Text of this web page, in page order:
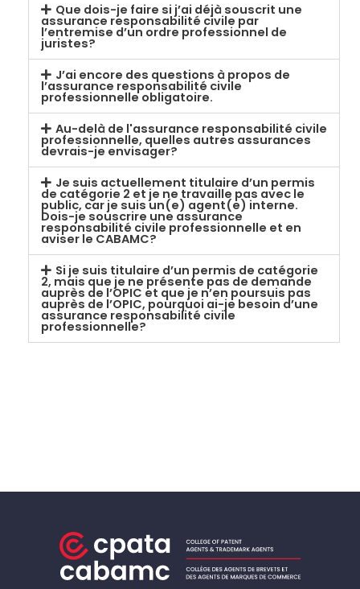
Que dois-je faire si j’ai déjà souscrit une
assurance responsabilité civile par
l’entremise d’un ordre professionnel de
juristes?
J’ai encore des questions à propos de
l’assurance responsabilité civile
professionnelle obligatoire.
Au-delà de l'assurance responsabilité civile
professionnelle, quelles autres assurances
devrais-je envisager?
Je suis actuellement titulaire d’un permis
de catégorie 2 et je ne travaille pas avec le
public, car je suis un(e) agent(e) interne.
Dois-je souscrire une assurance
responsabilité civile professionnelle et en
aviser le CABAMC?
Si je suis titulaire d’un permis de catégorie
2, mais que je ne présente pas de demande
auprès de l’OPIC et que je n’en poursuis pas
auprès de l’OPIC, pourquoi ai-je besoin d’une
assurance responsabilité civile
professionnelle?